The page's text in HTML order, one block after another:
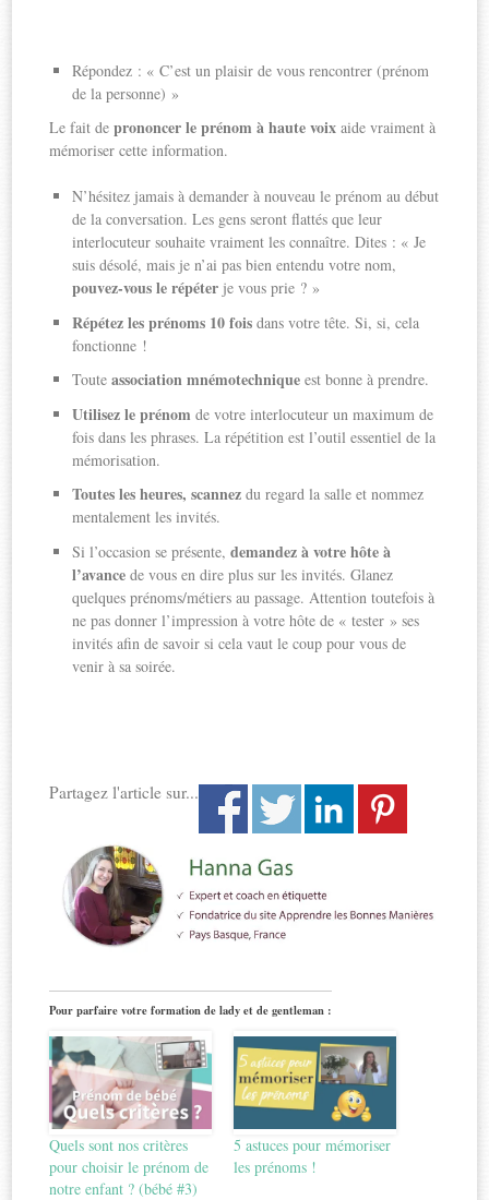
Répondez : « C’est un plaisir de vous rencontrer (prénom
de la personne) »
Le fait deprononcer le prénom à haute voix aide vraiment à
mémoriser cette information.
N’hésitez jamais à demander à nouveau le prénom au début
de la conversation. Les gens seront flattés que leur
interlocuteur souhaite vraiment les connaître. Dites : « Je
suis désolé, mais je n’ai pas bien entendu votre nom,
pouvez-vous le répéter je vous prie ? »
Répétez les prénoms 10 fois dans votre tête. Si, si, cela
fonctionne !
Touteassociation mnémotechnique est bonne à prendre.
Utilisez le prénom de votre interlocuteur un maximum de
fois dans les phrases. La répétition est l’outil essentiel de la
mémorisation.
Toutes les heures, scannez du regard la salle et nommez
mentalement les invités.
Si l’occasion se présente,demandez à votre hôte à
l’avance de vous en dire plus sur les invités. Glanez
quelques prénoms/métiers au passage. Attention toutefois à
ne pas donner l’impression à votre hôte de « tester » ses
invités afin de savoir si cela vaut le coup pour vous de
venir à sa soirée.
Partagez l'article sur...
Pour parfaire votre formation de lady et de gentleman :
Quels sont nos critères
pour choisir le prénom de
notre enfant ? (bébé #3)
5 astuces pour mémoriser
les prénoms !